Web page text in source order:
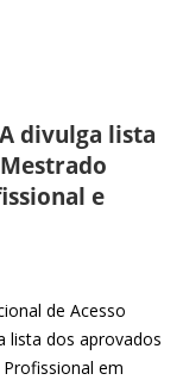
divulga lista
e
de Acesso
lista dos aprovados
em